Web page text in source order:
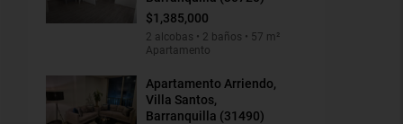
$1,385,000
2 alcobas • 2 baños • 57 m²
Apartamento
Apartamento Arriendo,
Villa Santos,
Barranquilla (31490)